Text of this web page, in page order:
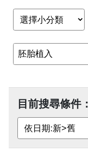
目前搜尋條件：